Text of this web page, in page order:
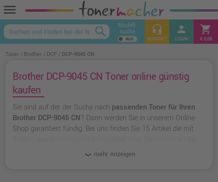
menu
keyboard_arrow_up
search Modell-
suche headset_mic
KONTAKT
person
LOGIN
shopping_cart
€ 0,00
Toner Brother DCP DCP-9045 CN
Brother DCP-9045 CN Toner online günstig
kaufen
Sie sind auf der der Suche nach passenden Toner für Ihren
Brother DCP-9045 CN? Dann werden Sie in unserem Online-
Shop garantiert fündig. Bei uns finden Sie 15 Artikel die mit
originalen Toner von Brother wählen oder zu
mehr Anzeigen